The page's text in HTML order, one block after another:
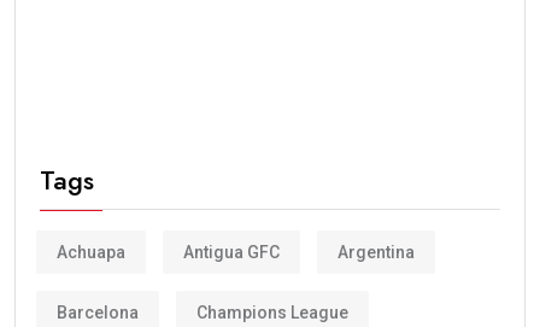
Tags
Achuapa Antigua GFC Argentina
Barcelona Champions League